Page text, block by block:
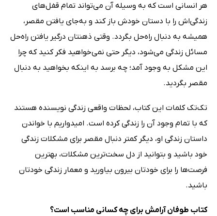
هر انسانی است که به وسیله آن می‌تواند تمام قفل‌های
زندگی‌اش را با دستان خودش باز کند و به‌جای یافتن مقصر،
همیشه به دنبال راه‌حل بگردد. وقتی ذهنتان درگیر یافتن راه‌حل
مسائل زندگی می‌شود، دیگر حتی نمی‌خواهید فکر کنید که چرا
این مشکل به وجود آمد؛ چه برسد به اینکه بخواهید به دنبال
مقصر بگردید.
تک‌تک کلمات این کتاب، لحظات واقعی زندگی نویسنده هستند
که با تمام وجود آن را زندگی کرده ‌است. امیدواریم با خواندن
داستان زندگی او، دیگر کمتر دنبال مقصر برای مشکلات زندگی
خود باشید و بتوانید از دل سخت‌ترین مشکلات، بهترین
فرصت‌ها را برای خودتان بیرون بیاورید و معمار زندگی خودتان
باشید.
کتاب طوفان آرامش برای چه کسانی مناسب است؟